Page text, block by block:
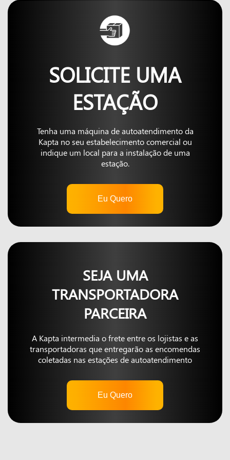
SOLICITE UMA
ESTAÇÃO
Tenha uma máquina de autoatendimento da
Kapta no seu estabelecimento comercial ou
indique um local para a instalação de uma
estação.
Eu Quero
SEJA UMA
TRANSPORTADORA
PARCEIRA
A Kapta intermedia o frete entre os lojistas e as
transportadoras que entregarão as encomendas
coletadas nas estações de autoatendimento
Eu Quero